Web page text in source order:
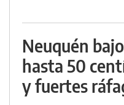
Neuquén
hasta 50
y fuertes